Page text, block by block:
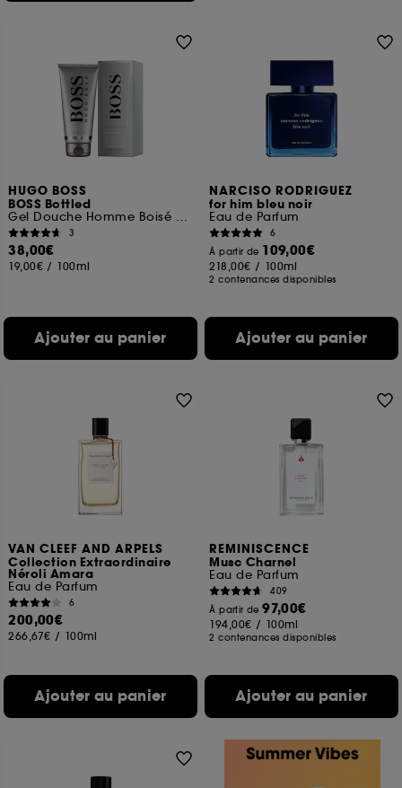
HUGO BOSS
BOSS Bottled
Gel Douche Homme Boisé et Oriental 200 ml
3
38,00€
19,00€ / 100ml
Ajouter au panier
NARCISO RODRIGUEZ
for him bleu noir
Eau de Parfum
6
À partir de 109,00€
218,00€ / 100ml
2 contenances disponibles
Ajouter au panier
VAN CLEEF AND ARPELS
Collection Extraordinaire
Néroli Amara
Eau de Parfum
6
200,00€
266,67€ / 100ml
Ajouter au panier
REMINISCENCE
Musc Charnel
Eau de Parfum
409
À partir de97,00€
194,00€ / 100ml
2 contenances disponibles
Ajouter au panier